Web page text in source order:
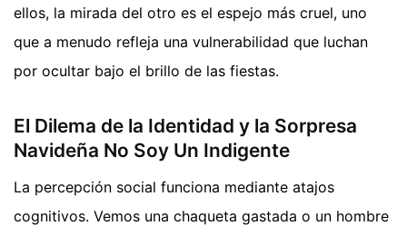
ellos, la mirada del otro es el espejo más cruel, uno
que a menudo refleja una vulnerabilidad que luchan
por ocultar bajo el brillo de las fiestas.
El Dilema de la Identidad y la Sorpresa
Navideña No Soy Un Indigente
La percepción social funciona mediante atajos
cognitivos. Vemos una chaqueta gastada o un hombre